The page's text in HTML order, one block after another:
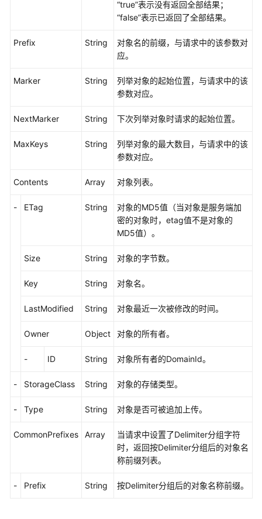
获
桶
位
桶
桶
设
“true”表示没有返回全部结果；
“false”表示已返回了全部结果。
Prefix String
对象名的前缀，与请求中的该参数对
应。
Marker String
列举对象的起始位置，与请求中的该
参数对应。
NextMarker String 下次列举对象时请求的起始位置。
MaxKeys String
列举对象的最大数目，与请求中的该
参数对应。
Contents Array 对象列表。
- ETag String
对象的MD5值（当对象是服务端加
密的对象时，etag值不是对象的
MD5值）。
Size String 对象的字节数。
Key String 对象名。
LastModified String 对象最近一次被修改的时间。
Owner Object 对象的所有者。
- ID String 对象所有者的DomainId。
- StorageClass String 对象的存储类型。
- Type String 对象是否可被追加上传。
CommonPrefixes Array
当请求中设置了Delimiter分组字符
时，返回按Delimiter分组后的对象名
称前缀列表。
- Prefix String 按Delimiter分组后的对象名称前缀。